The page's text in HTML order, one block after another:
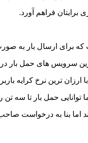
برایتان فراهم آورد.
برای ارسال بار به
سرویس های حمل بار در
ترین نرخ کرایه
اما بنا به درخواست